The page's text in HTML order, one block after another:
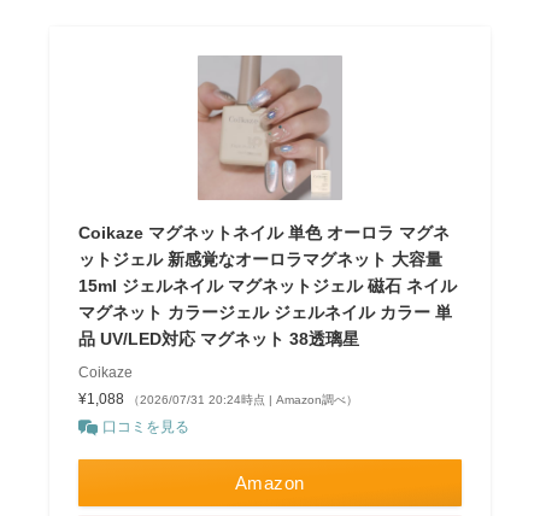
Coikaze マグネットネイル 単色 オーロラ マグネ
ットジェル 新感覚なオーロラマグネット 大容量
15ml ジェルネイル マグネットジェル 磁石 ネイル
マグネット カラージェル ジェルネイル カラー 単
品 UV/LED対応 マグネット 38透璃星
Coikaze
¥1,088
（2026/07/31 20:24時点 | Amazon調べ）
口コミを見る
Amazon